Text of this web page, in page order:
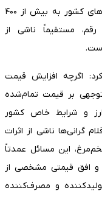
به طوری که اکنون قیمت مرغ در برخی شهرهای کشور به بیش از ۴۰۰
مستقیماً ناشی از
اگرچه افزایش قیمت
بر قیمت تمام‌شده
و شرایط خاص کشور
گرانی‌ها ناشی از اثرات
این مسائل عمدتاً
و افق قیمتی مشخصی از
و مصرف‌کننده